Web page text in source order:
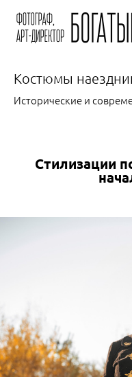
Костюмы
Исторические и
Стилизации